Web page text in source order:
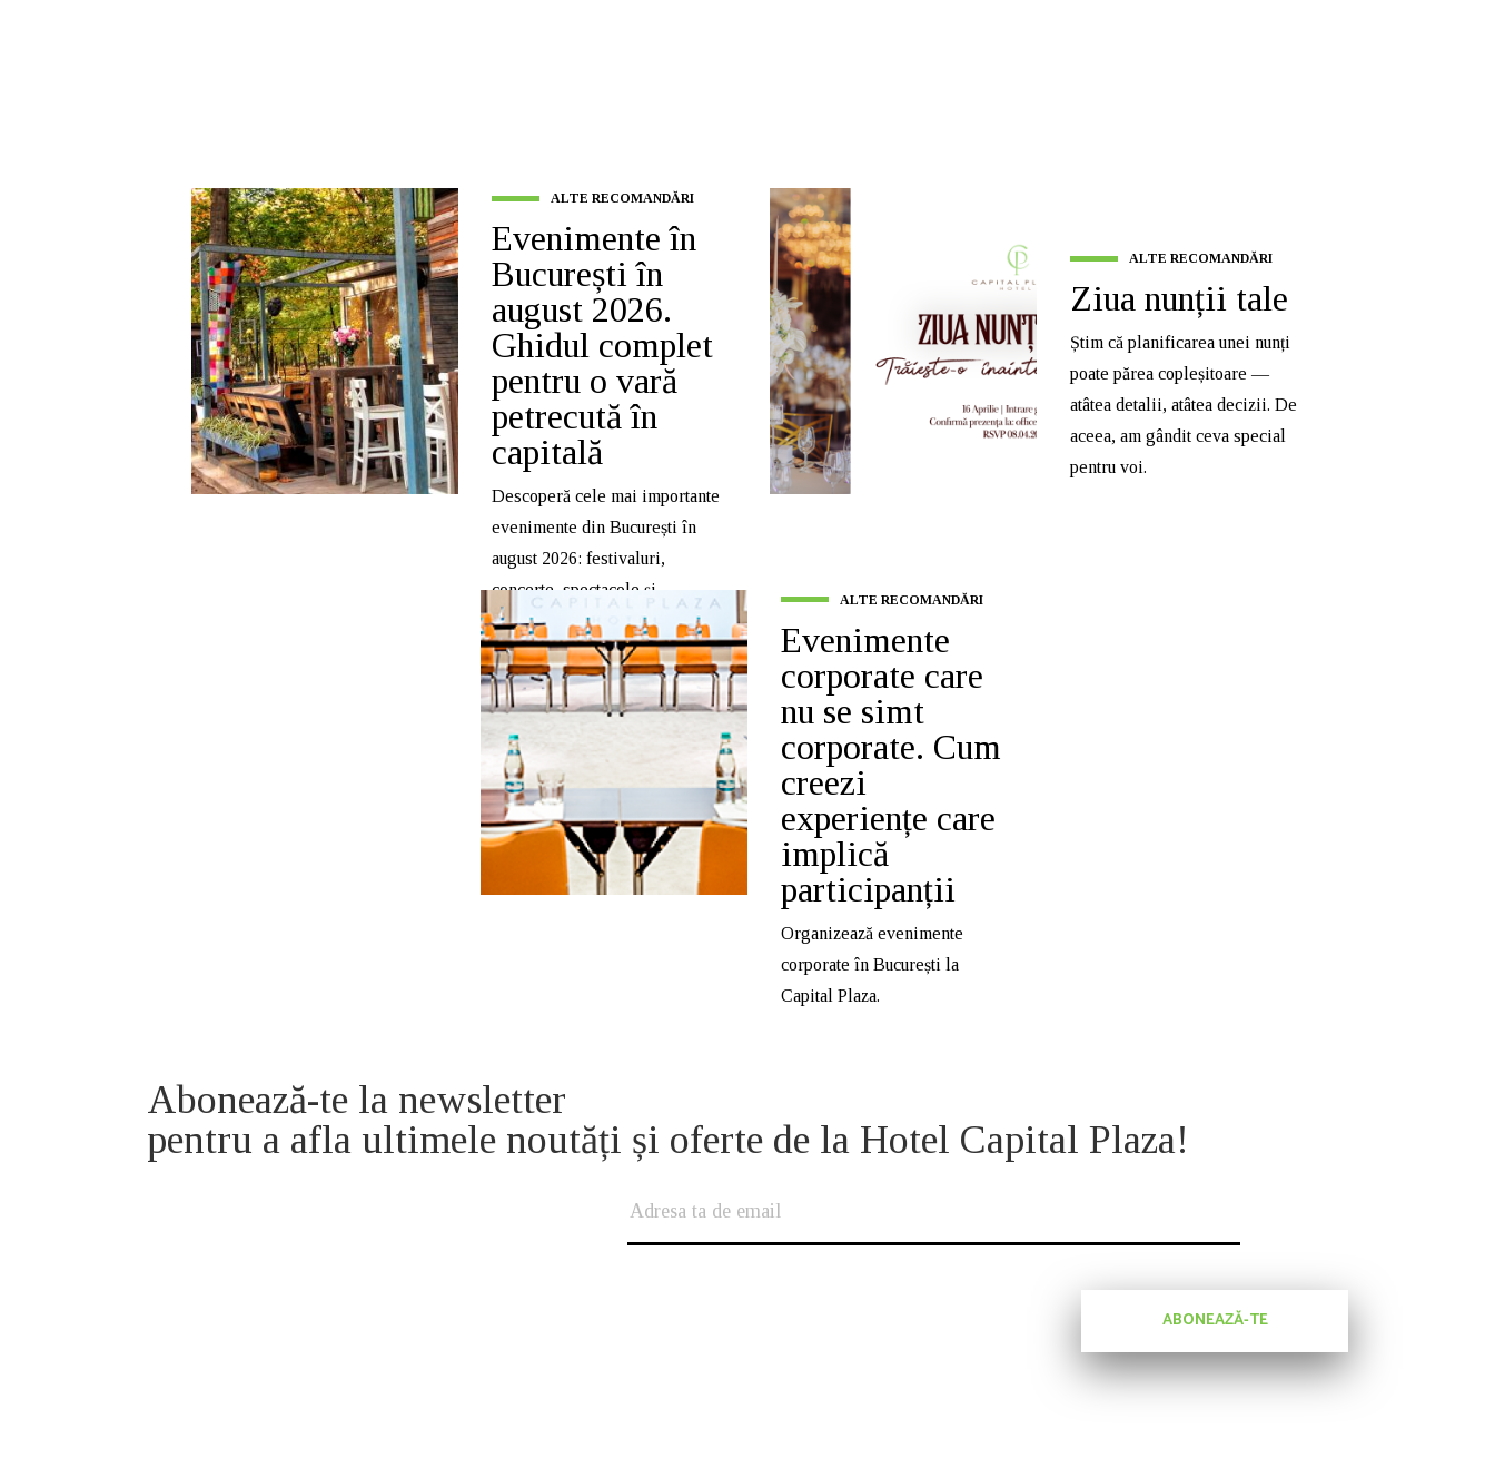
ALTE RECOMANDĂRI
Evenimente în
București în
august 2026.
Ghidul complet
pentru o vară
petrecută în
capitală
Descoperă cele mai importante
evenimente din București în
august 2026: festivaluri,
concerte, spectacole și
experiențe de vară.
ALTE RECOMANDĂRI
Ziua nunții tale
Știm că planificarea unei nunți
poate părea copleșitoare —
atâtea detalii, atâtea decizii. De
aceea, am gândit ceva special
pentru voi.
ALTE RECOMANDĂRI
Evenimente
corporate care
nu se simt
corporate. Cum
creezi
experiențe care
implică
participanții
Organizează evenimente
corporate în București la
Capital Plaza.
Abonează-te la newsletter
pentru a afla ultimele noutăți și oferte de la Hotel Capital Plaza!
ABONEAZĂ-TE